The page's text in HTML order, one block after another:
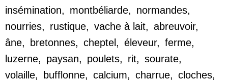
insémination, montbéliarde, normandes,
nourries, rustique, vache à lait, abreuvoir,
âne, bretonnes, cheptel, éleveur, ferme,
luzerne, paysan, poulets, rit, sourate,
volaille, bufflonne, calcium, charrue, cloches,